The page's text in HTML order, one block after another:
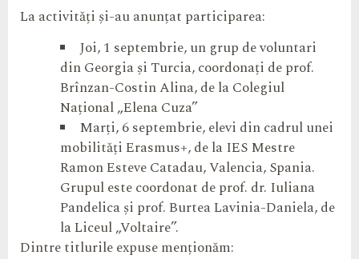
La activități și-au anunțat participarea:
Joi, 1 septembrie, un grup de voluntari
din Georgia și Turcia, coordonați de prof.
Brînzan-Costin Alina, de la Colegiul
Național „Elena Cuza”
Marți, 6 septembrie, elevi din cadrul unei
mobilități Erasmus+, de la IES Mestre
Ramon Esteve Catadau, Valencia, Spania.
Grupul este coordonat de prof. dr. Iuliana
Pandelica și prof. Burtea Lavinia-Daniela, de
la Liceul „Voltaire”.
Dintre titlurile expuse menționăm: